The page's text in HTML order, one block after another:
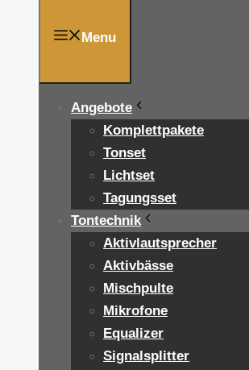
Menu
Angebote
Komplettpakete
Tonset
Lichtset
Tagungsset
Tontechnik
Aktivlautsprecher
Aktivbässe
Mischpulte
Mikrofone
Equalizer
Signalsplitter